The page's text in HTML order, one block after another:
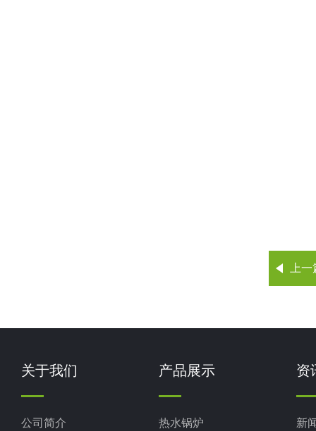
上
关于我们
公司简介
产品展示
热水锅炉
资
新